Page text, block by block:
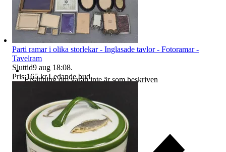
Ersättning om varan inte är som beskriven
Parti ramar i olika storlekar - Inglasade tavlor - Fotoramar -
Tavelram
Sluttid9 aug 18:08.
Pris:165 kr,Ledande bud.